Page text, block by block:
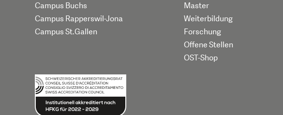
Campus Buchs
Campus Rapperswil-Jona
Campus St.Gallen
Master
Weiterbildung
Forschung
Offene Stellen
OST-Shop